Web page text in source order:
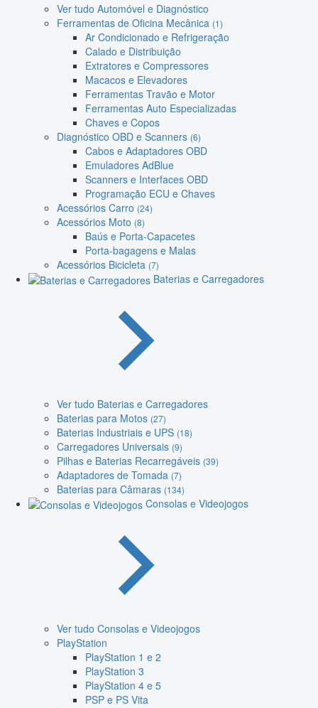
Ver tudo Automóvel e Diagnóstico
Ferramentas de Oficina Mecânica (1)
Ar Condicionado e Refrigeração
Calado e Distribuição
Extratores e Compressores
Macacos e Elevadores
Ferramentas Travão e Motor
Ferramentas Auto Especializadas
Chaves e Copos
Diagnóstico OBD e Scanners (6)
Cabos e Adaptadores OBD
Emuladores AdBlue
Scanners e Interfaces OBD
Programação ECU e Chaves
Acessórios Carro (24)
Acessórios Moto (8)
Baús e Porta-Capacetes
Porta-bagagens e Malas
Acessórios Bicicleta (7)
Baterias e Carregadores
Ver tudo Baterias e Carregadores
Baterias para Motos (27)
Baterias Industriais e UPS (18)
Carregadores Universais (9)
Pilhas e Baterias Recarregáveis (39)
Adaptadores de Tomada (7)
Baterias para Câmaras (134)
Consolas e Videojogos
Ver tudo Consolas e Videojogos
PlayStation
PlayStation 1 e 2
PlayStation 3
PlayStation 4 e 5
PSP e PS Vita